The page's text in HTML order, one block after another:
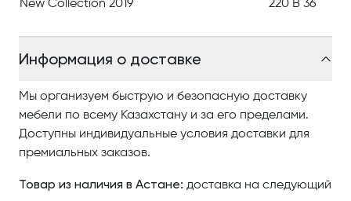
интересным дизайнерским решением.
мебель покорило сердца покупателей во многих
странах.
Отдавая предпочтение мебели португальской
престижный и респектабельный интерьер,
New Collection 2019
220 В 36
Информация о доставке
Мы организуем быструю и безопасную доставку
мебели по всему Казахстану и за его пределами.
Доступны индивидуальные условия доставки для
премиальных заказов.
Товар из наличия в Астане: доставка на следующий